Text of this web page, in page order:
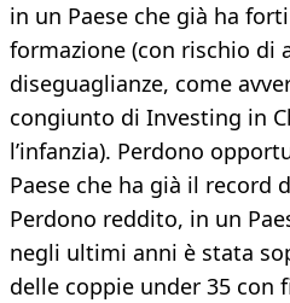
in un Paese che già ha
formazione (con rischio di
diseguaglianze, come
congiunto di Investing in
l’infanzia). Perdono
Paese che ha già il record
Perdono reddito, in un
negli ultimi anni è stata
delle coppie under 35 con